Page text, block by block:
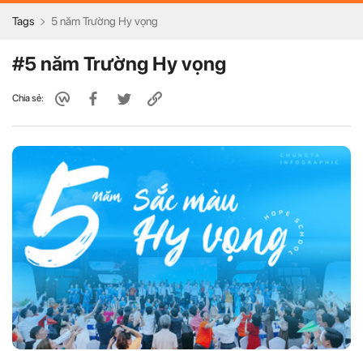
Tags 5 năm Trường Hy vọng
#5 năm Trường Hy vọng
Chia sẻ: